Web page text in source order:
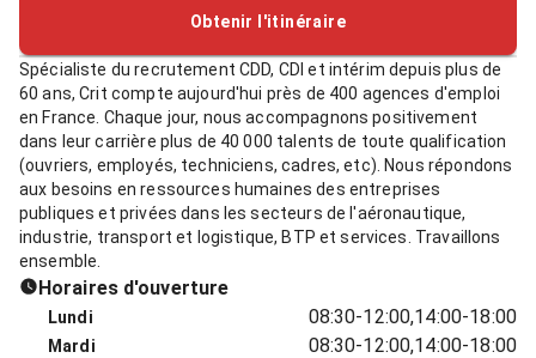
Obtenir l'itinéraire
Spécialiste du recrutement CDD, CDI et intérim depuis plus de
60 ans, Crit compte aujourd'hui près de 400 agences d'emploi
en France. Chaque jour, nous accompagnons positivement
dans leur carrière plus de 40 000 talents de toute qualification
(ouvriers, employés, techniciens, cadres, etc). Nous répondons
aux besoins en ressources humaines des entreprises
publiques et privées dans les secteurs de l'aéronautique,
industrie, transport et logistique, BTP et services. Travaillons
ensemble.
Horaires d'ouverture
Lundi 08:30-12:00,14:00-18:00
Mardi 08:30-12:00,14:00-18:00